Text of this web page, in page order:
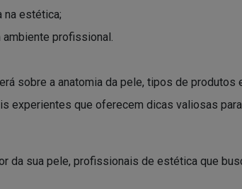
na estética;
ambiente profissional.
sobre a anatomia da pele, tipos de
experientes que oferecem dicas valiosas
da sua pele, profissionais de estética que